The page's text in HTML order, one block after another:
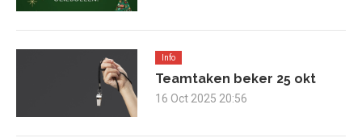
Info
Teamtaken beker 25 okt
16 Oct 2025 20:56